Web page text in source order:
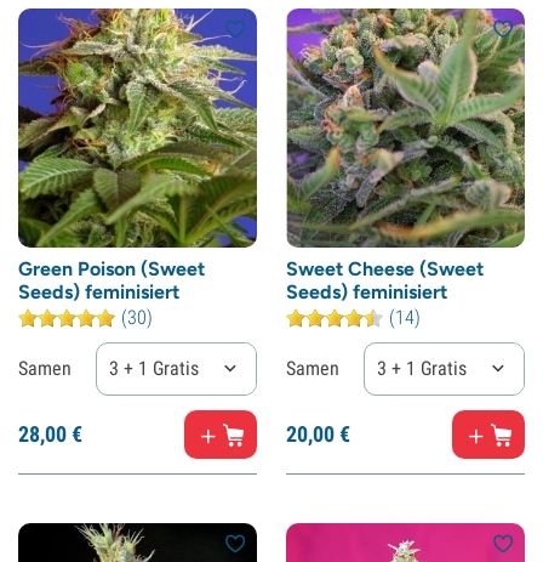
Green Poison (Sweet
Seeds) feminisiert
(30)
Samen 3 + 1 Gratis
28,00€
Sweet Cheese (Sweet
Seeds) feminisiert
(14)
Samen 3 + 1 Gratis
20,00€